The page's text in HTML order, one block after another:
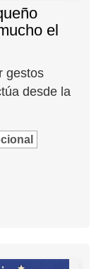
el
gestos
desde la